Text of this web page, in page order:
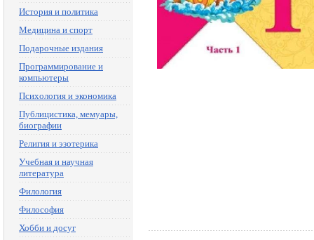
История и политика
Медицина и спорт
Подарочные издания
Программирование и
компьютеры
Психология и экономика
Публицистика, мемуары,
биографии
Религия и эзотерика
Учебная и научная
литература
Филология
Философия
Хобби и досуг